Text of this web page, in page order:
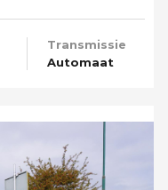
Transmissie
Automaat